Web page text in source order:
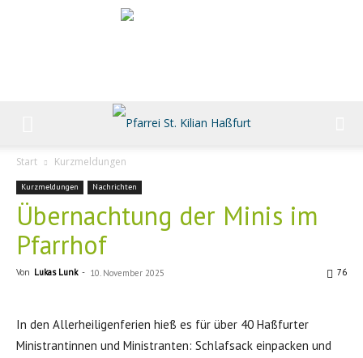
Start Kurzmeldungen
Kurzmeldungen Nachrichten
Übernachtung der Minis im
Pfarrhof
Von Lukas Lunk - 10. November 2025 76
In den Allerheiligenferien hieß es für über 40 Haßfurter
Ministrantinnen und Ministranten: Schlafsack einpacken und